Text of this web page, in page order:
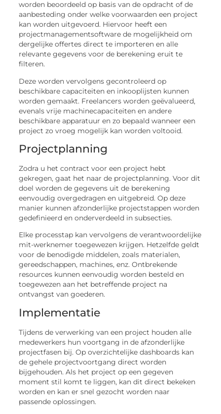
worden beoordeeld op basis van de opdracht of de
aanbesteding onder welke voorwaarden een project
kan worden uitgevoerd. Hiervoor heeft een
projectmanagementsoftware de mogelijkheid om
dergelijke offertes direct te importeren en alle
relevante gegevens voor de berekening eruit te
filteren.
Deze worden vervolgens gecontroleerd op
beschikbare capaciteiten en inkooplijsten kunnen
worden gemaakt. Freelancers worden geëvalueerd,
evenals vrije machinecapaciteiten en andere
beschikbare apparatuur en zo bepaald wanneer een
project zo vroeg mogelijk kan worden voltooid.
Projectplanning
Zodra u het contract voor een project hebt
gekregen, gaat het naar de projectplanning. Voor dit
doel worden de gegevens uit de berekening
eenvoudig overgedragen en uitgebreid. Op deze
manier kunnen afzonderlijke projectstappen worden
gedefinieerd en onderverdeeld in subsecties.
Elke processtap kan vervolgens de verantwoordelijke
mit-werknemer toegewezen krijgen. Hetzelfde geldt
voor de benodigde middelen, zoals materialen,
gereedschappen, machines, enz. Ontbrekende
resources kunnen eenvoudig worden besteld en
toegewezen aan het betreffende project na
ontvangst van goederen.
Implementatie
Tijdens de verwerking van een project houden alle
medewerkers hun voortgang in de afzonderlijke
projectfasen bij. Op overzichtelijke dashboards kan
de gehele projectvoortgang direct worden
bijgehouden. Als het project op een gegeven
moment stil komt te liggen, kan dit direct bekeken
worden en kan er snel gezocht worden naar
passende oplossingen.